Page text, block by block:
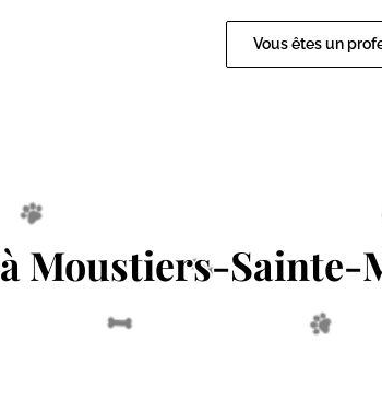
Vous êtes un
à Moustiers-Sainte-